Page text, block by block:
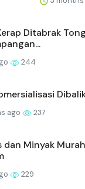
Ditabrak
244
Dibalik
ago 237
dan Minyak
229